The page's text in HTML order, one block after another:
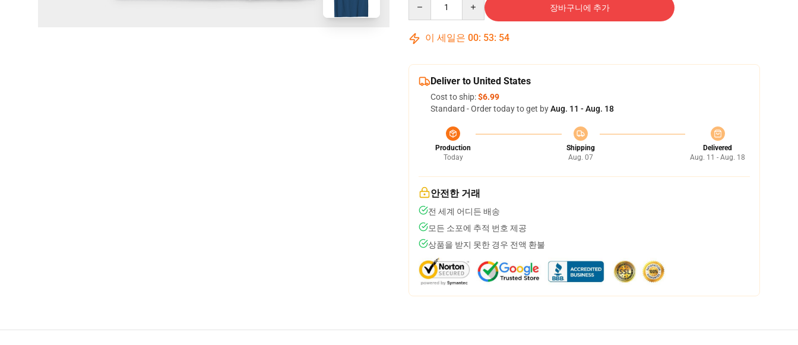
장바구니에 추가
이 세일은 00: 53: 53
Deliver to United States
Cost to ship:$6.99
Standard - Order today to get byAug. 11 - Aug. 18
Production
Today
Shipping
Aug. 07
Delivered
Aug. 11 - Aug. 18
안전한 거래
전 세계 어디든 배송
모든 소포에 추적 번호 제공
상품을 받지 못한 경우 전액 환불